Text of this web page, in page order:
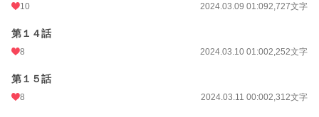
10 2024.03.09 01:092,727文字
第１４話
8 2024.03.10 01:002,252文字
第１５話
8 2024.03.11 00:002,312文字